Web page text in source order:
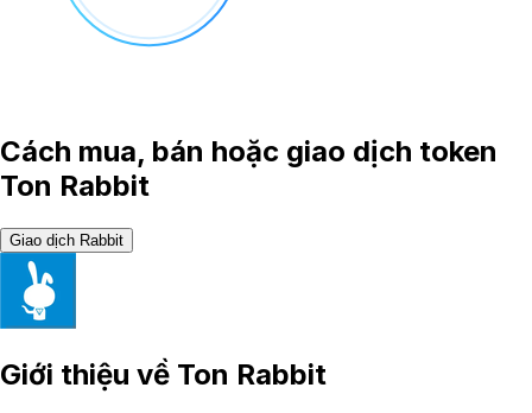
Cách mua, bán hoặc giao dịch token
Ton Rabbit
Giao dịch Rabbit
Giới thiệu về Ton Rabbit